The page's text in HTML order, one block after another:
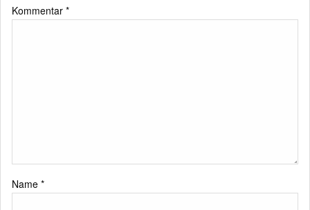
Kommentar *
Name *